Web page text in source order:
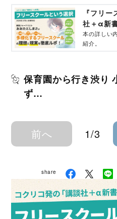
『フリ
社＋α新
本の詳しい
紹介。
保育園から行き渋り
ず…
前へ 1/3
share